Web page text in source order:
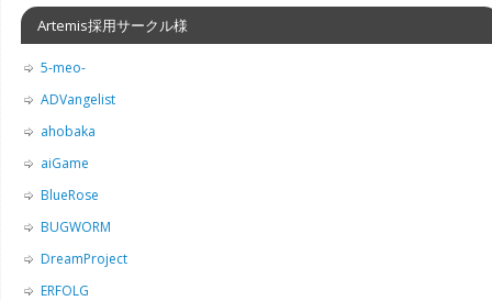
Artemis採用サークル様
5-meo-
ADVangelist
ahobaka
aiGame
BlueRose
BUGWORM
DreamProject
ERFOLG